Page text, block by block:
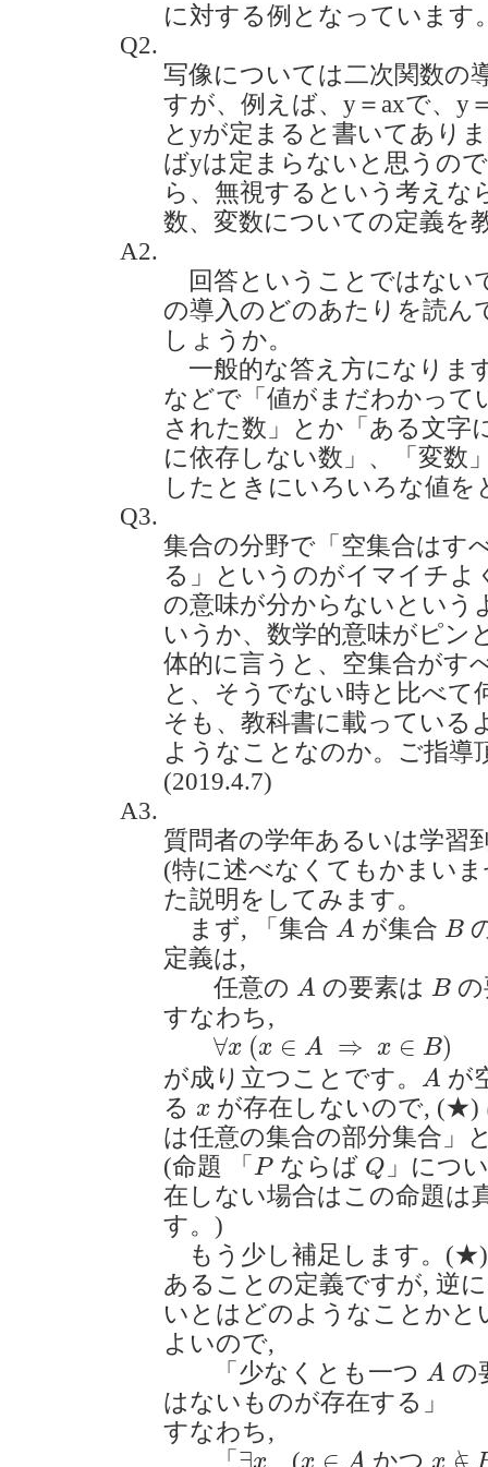
に対する例となっています
Q2.
写像については二次関数の
すが、例えば、y＝axで、y
とyが定まると書いてあり
ばyは定まらないと思うの
ら、無視するという考えな
数、変数についての定義を
A2.
回答ということではない
の導入のどのあたりを読ん
しょうか。
一般的な答え方になりま
などで「値がまだわかって
された数」とか「ある文字
に依存しない数」、「変数
したときにいろいろな値を
Q3.
集合の分野で「空集合はす
る」というのがイマイチよ
の意味が分からないという
いうか、数学的意味がピン
体的に言うと、空集合がす
と、そうでない時と比べ
そも、教科書に載っている
ようなことなのか。ご指導
(2019.4.7)
A3.
質問者の学年あるいは学習
(特に述べなくてもかまい
た説明をしてみます。
まず, 「集合 A
A が集合 B
B
定義は,
任意の A
A の要素は B
B
すなわち,
∀x (x ∈ A ⇒ x ∈ B)
∀x (x∈A ⇒ x )⋯⋯
が成り立つことです。 A
A が
る x
x が存在しないので, (★)
は任意の集合の部分集合」
(命題 「 P
Pならば Q
Q 」につ
在しない場合はこの命題は
す。)
もう少し補足します。
あることの定義ですが, 逆
いとはどのようなことか
よいので,
「少なくとも一つ A
A の
はないものが存在する」
すなわち,
「 ∃
∃x ( ∈
∈A かつ ∈
∖
∈∖